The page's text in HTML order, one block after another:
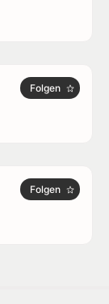
Folgen
Folgen